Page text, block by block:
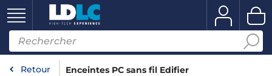
Retour Enceintes PC sans fil Edifier